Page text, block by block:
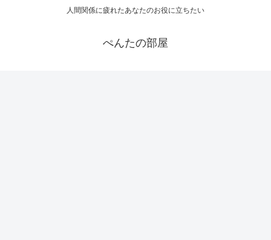
人間関係に疲れたあなたのお役に立ちたい
ぺんたの部屋